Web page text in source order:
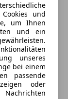
und
um Ihnen
und ein
unseres
bei einem
passende
oder